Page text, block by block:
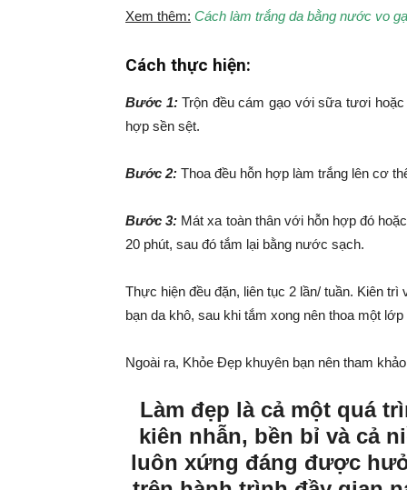
Xem thêm: Cách làm trắng da bằng nước vo
Cách thực hiện:
Bước 1:Trộn đều cám gạo với sữa tươi
hợp sền sệt.
Bước 2: Thoa đều hỗn hợp làm trắng lên cơ
Bước 3: Mát xa toàn thân với hỗn hợp đó
20 phút, sau đó tắm lại bằng nước sạch.
Thực hiện đều đặn, liên tục 2 lần/ tuần. Kiên
bạn da khô, sau khi tắm xong nên thoa một
Ngoài ra, Khỏe Đẹp khuyên bạn nên tham
Làm đẹp là cả một quá
kiên nhẫn, bền bỉ và cả
luôn xứng đáng được